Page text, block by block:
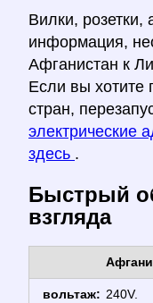
Вилки, розетки,
информация,
Афганистан к
Если вы хотите
стран,
электрические
здесь .
Быстрый
взгляда
вольтаж: 240V.